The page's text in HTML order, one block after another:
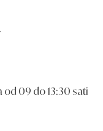
09 do 13:30 sati